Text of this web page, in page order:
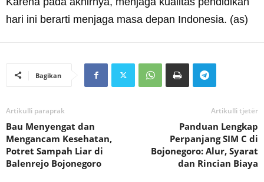
hari ini berarti menjaga masa depan Indonesia. (as)
Bagikan
Artikulli paraprak
Bau Menyengat dan
Mengancam Kesehatan,
Potret Sampah Liar di
Balenrejo Bojonegoro
Artikulli tjetër
Panduan Lengkap
Perpanjang SIM C di
Bojonegoro: Alur, Syarat
dan Rincian Biaya